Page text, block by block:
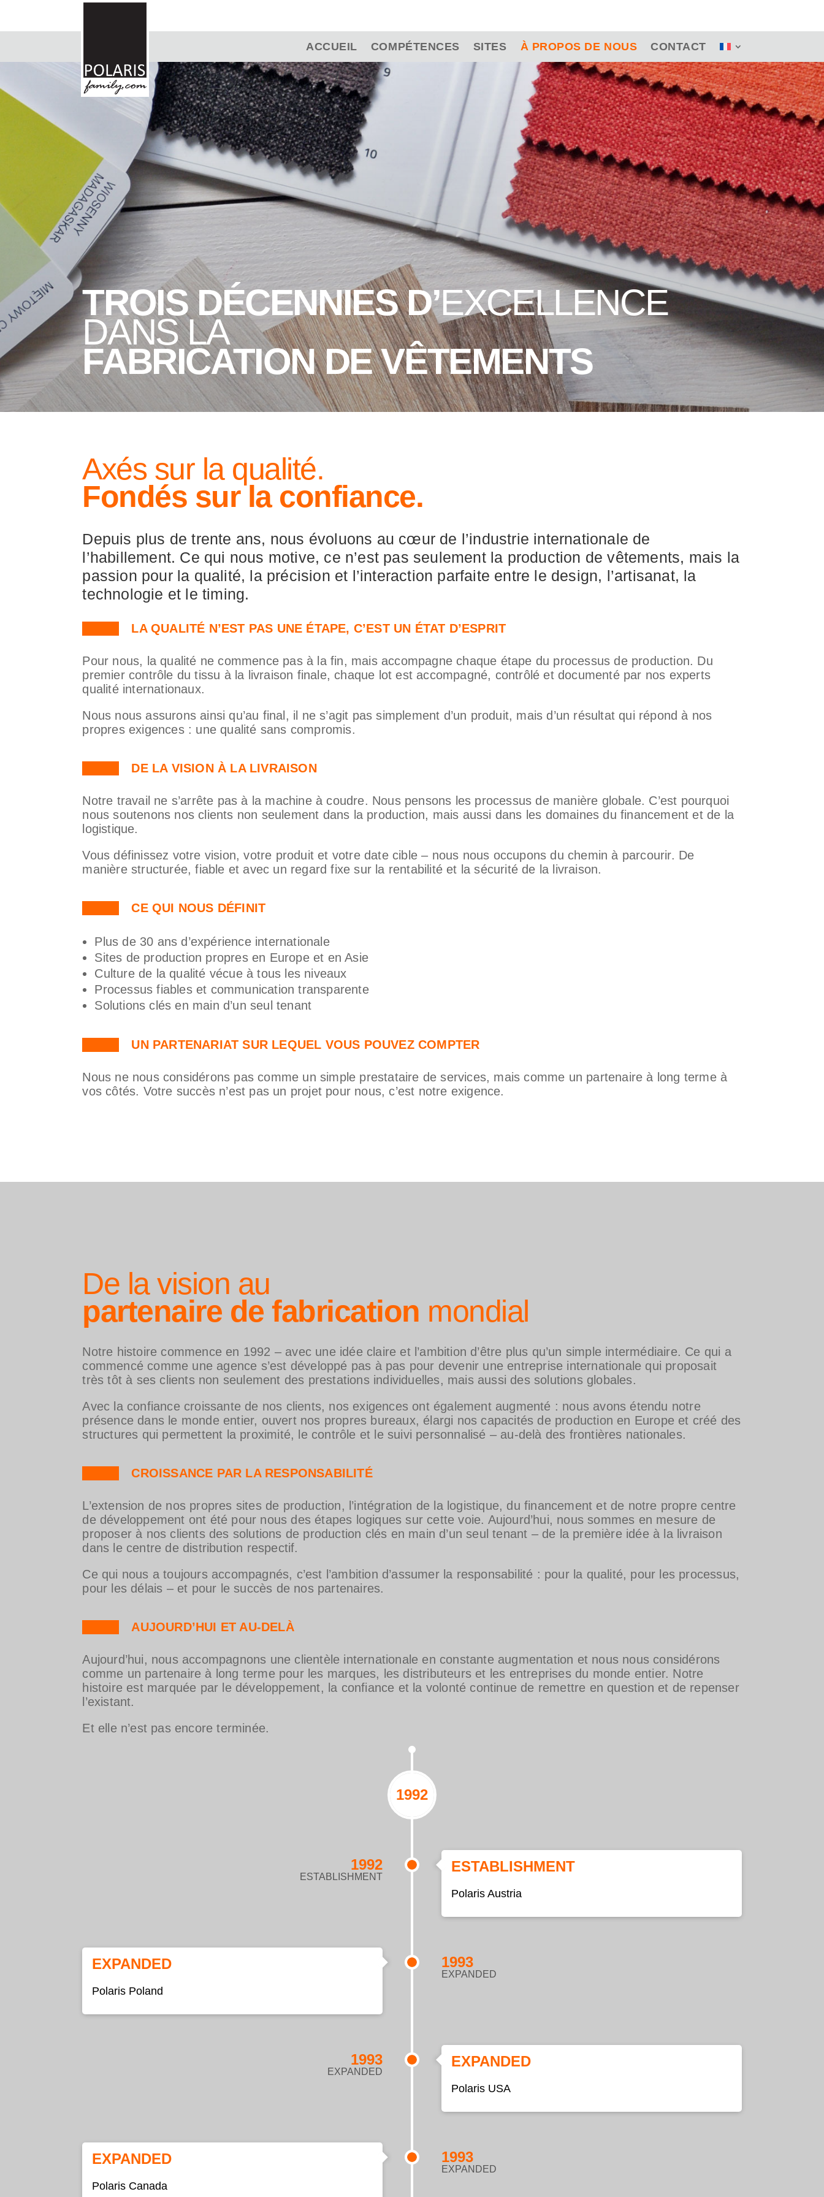
ACCUEIL COMPÉTENCES SITES À PROPOS DE NOUS CONTACT
TROIS DÉCENNIES D’EXCELLENCE
DANS LA
FABRICATION DE VÊTEMENTS
Axés sur la qualité.
Fondés sur la confiance.
Depuis plus de trente ans, nous évoluons au cœur de l’industrie internationale de
l’habillement. Ce qui nous motive, ce n’est pas seulement la production de vêtements, mais la
passion pour la qualité, la précision et l’interaction parfaite entre le design, l’artisanat, la
technologie et le timing.
LA QUALITÉ N’EST PAS UNE ÉTAPE, C’EST UN ÉTAT D’ESPRIT
Pour nous, la qualité ne commence pas à la fin, mais accompagne chaque étape du processus de production. Du
premier contrôle du tissu à la livraison finale, chaque lot est accompagné, contrôlé et documenté par nos experts
qualité internationaux.
Nous nous assurons ainsi qu’au final, il ne s’agit pas simplement d’un produit, mais d’un résultat qui répond à nos
propres exigences : une qualité sans compromis.
DE LA VISION À LA LIVRAISON
Notre travail ne s’arrête pas à la machine à coudre. Nous pensons les processus de manière globale. C’est pourquoi
nous soutenons nos clients non seulement dans la production, mais aussi dans les domaines du financement et de la
logistique.
Vous définissez votre vision, votre produit et votre date cible – nous nous occupons du chemin à parcourir. De
manière structurée, fiable et avec un regard fixe sur la rentabilité et la sécurité de la livraison.
CE QUI NOUS DÉFINIT
Plus de 30 ans d’expérience internationale
Sites de production propres en Europe et en Asie
Culture de la qualité vécue à tous les niveaux
Processus fiables et communication transparente
Solutions clés en main d’un seul tenant
UN PARTENARIAT SUR LEQUEL VOUS POUVEZ COMPTER
Nous ne nous considérons pas comme un simple prestataire de services, mais comme un partenaire à long terme à
vos côtés. Votre succès n’est pas un projet pour nous, c’est notre exigence.
De la vision au
partenaire de fabrication mondial
Notre histoire commence en 1992 – avec une idée claire et l’ambition d’être plus qu’un simple intermédiaire. Ce qui a
commencé comme une agence s’est développé pas à pas pour devenir une entreprise internationale qui proposait
très tôt à ses clients non seulement des prestations individuelles, mais aussi des solutions globales.
Avec la confiance croissante de nos clients, nos exigences ont également augmenté : nous avons étendu notre
présence dans le monde entier, ouvert nos propres bureaux, élargi nos capacités de production en Europe et créé des
structures qui permettent la proximité, le contrôle et le suivi personnalisé – au-delà des frontières nationales.
CROISSANCE PAR LA RESPONSABILITÉ
L’extension de nos propres sites de production, l’intégration de la logistique, du financement et de notre propre centre
de développement ont été pour nous des étapes logiques sur cette voie. Aujourd’hui, nous sommes en mesure de
proposer à nos clients des solutions de production clés en main d’un seul tenant – de la première idée à la livraison
dans le centre de distribution respectif.
Ce qui nous a toujours accompagnés, c’est l’ambition d’assumer la responsabilité : pour la qualité, pour les processus,
pour les délais – et pour le succès de nos partenaires.
AUJOURD’HUI ET AU-DELÀ
Aujourd’hui, nous accompagnons une clientèle internationale en constante augmentation et nous nous considérons
comme un partenaire à long terme pour les marques, les distributeurs et les entreprises du monde entier. Notre
histoire est marquée par le développement, la confiance et la volonté continue de remettre en question et de repenser
l’existant.
Et elle n’est pas encore terminée.
1992
1992
ESTABLISHMENT
ESTABLISHMENT
Polaris Austria
1993
EXPANDED
EXPANDED
Polaris Poland
1993
EXPANDED
EXPANDED
Polaris USA
1993
EXPANDED
EXPANDED
Polaris Canada